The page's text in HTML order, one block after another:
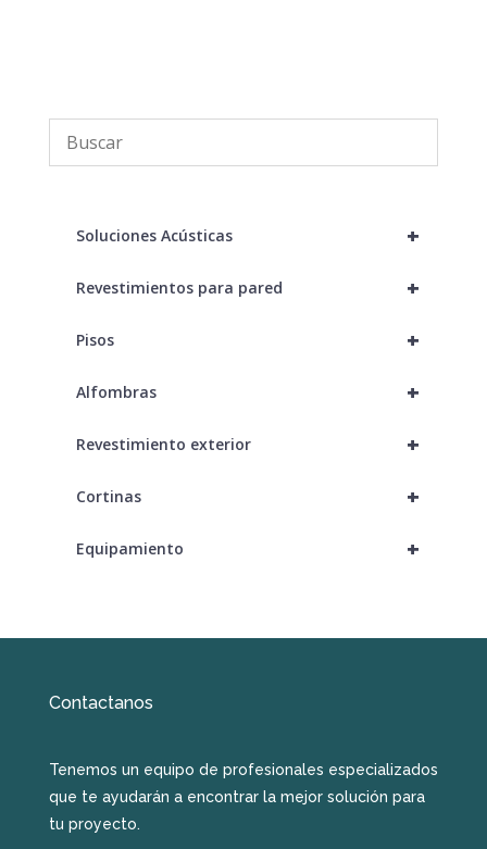
+
Soluciones Acústicas
+
Revestimientos para pared
+
Pisos
+
Alfombras
+
Revestimiento exterior
+
Cortinas
+
Equipamiento
Contactanos
Tenemos un equipo de profesionales especializados
que te ayudarán a encontrar la mejor solución para
tu proyecto.